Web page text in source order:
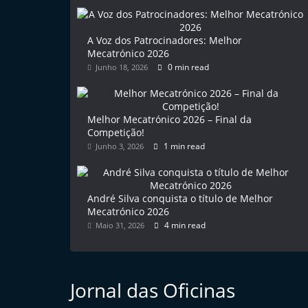
A Voz dos Patrocinadores: Melhor
Mecatrónico 2026
Junho 18, 2026 0 min read
Melhor Mecatrónico 2026 – Final da
Competição!
Junho 3, 2026 1 min read
André Silva conquista o título de Melhor
Mecatrónico 2026
Maio 31, 2026 4 min read
Jornal das Oficinas